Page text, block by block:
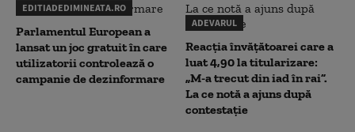
EDITIADEDIMINEATA.RO
Parlamentul European a
lansat un joc gratuit în care
utilizatorii controlează o
campanie de dezinformare
ADEVARUL
Reacția învățătoarei care a
luat 4,90 la titularizare:
„M-a trecut din iad în rai”.
La ce notă a ajuns după
contestație